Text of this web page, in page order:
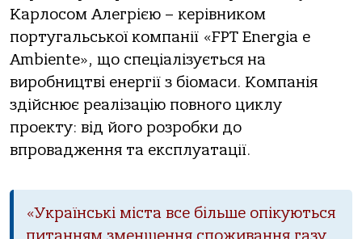
Карлосом Алегрією – керівником
португальської компанії «FPT Energia e
Ambiente», що спеціалізується на
виробництві енергії з біомаси. Компанія
здійснює реалізацію повного циклу
проекту: від його розробки до
впровадження та експлуатації.
«Українські міста все більше опікуються